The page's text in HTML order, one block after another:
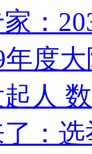
：
度
人
：